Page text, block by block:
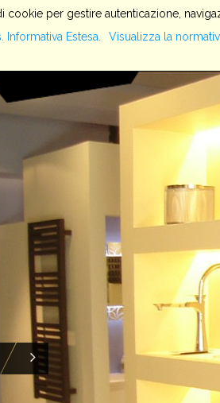
cookie per gestire autenticazione,
Informativa Estesa.
Visualizza la